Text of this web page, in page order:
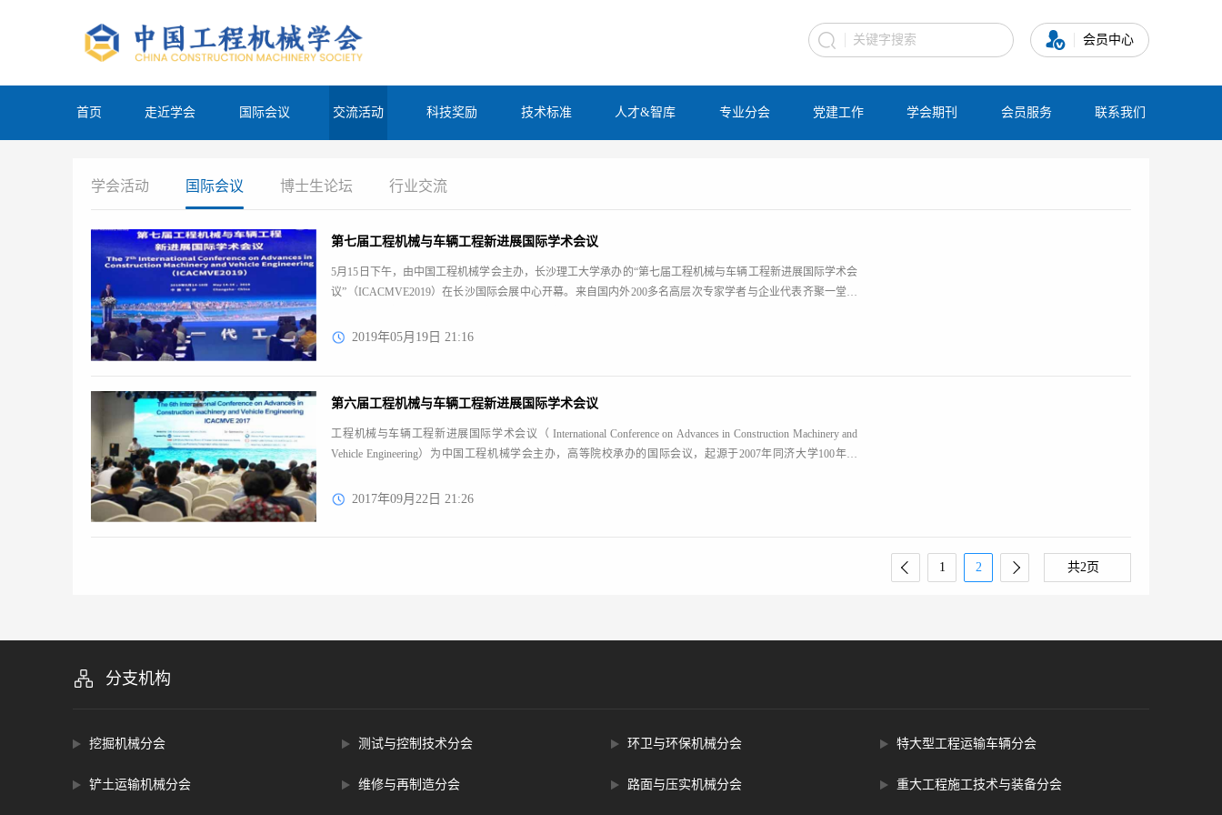
会员中心
首页 走近学会 国际会议 交流活动 科技奖励 技术标准 人才&智库 专业分会 党建工作 学会期刊 会员服务 联系我们
学会活动 国际会议 博士生论坛 行业交流
第七届工程机械与车辆工程新进展国际学术会议
5月15日下午，由中国工程机械学会主办，长沙理工大学承办的“第七届工程机械与车辆工程新进展国际学术会
议”（ICACMVE2019）在长沙国际会展中心开幕。来自国内外200多名高层次专家学者与企业代表齐聚一堂，
2019年05月19日 21:16
第六届工程机械与车辆工程新进展国际学术会议
工程机械与车辆工程新进展国际学术会议（ International Conference on Advances in Construction Machinery and
Vehicle Engineering）为中国工程机械学会主办，高等院校承办的国际会议，起源于2007年同济大学100年校
2017年09月22日 21:26
1 2 共2页
分支机构
挖掘机械分会
铲土运输机械分会
测试与控制技术分会
维修与再制造分会
环卫与环保机械分会
路面与压实机械分会
特大型工程运输车辆分会
重大工程施工技术与装备分会